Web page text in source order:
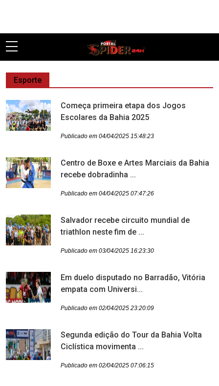
Esporte
Começa primeira etapa dos Jogos
Escolares da Bahia 2025
Publicado em 04/04/2025 15:48:23
Centro de Boxe e Artes Marciais da Bahia
recebe dobradinha ...
Publicado em 04/04/2025 07:47:26
Salvador recebe circuito mundial de
triathlon neste fim de ...
Publicado em 03/04/2025 16:23:30
Em duelo disputado no Barradão, Vitória
empata com Universi...
Publicado em 02/04/2025 23:20:09
Segunda edição do Tour da Bahia Volta
Ciclística movimenta ...
Publicado em 02/04/2025 07:06:15